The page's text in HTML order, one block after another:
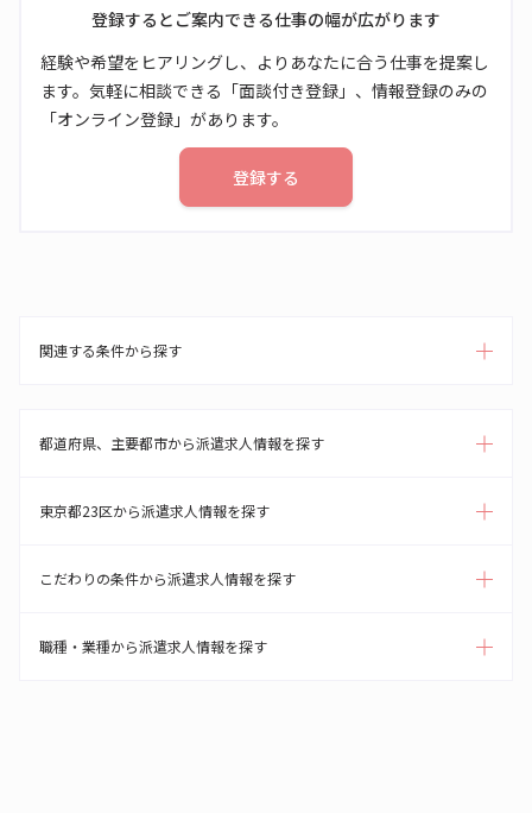
登録するとご案内できる仕事の幅が広がります
経験や希望をヒアリングし、よりあなたに合う仕事を提案し
ます。気軽に相談できる「面談付き登録」、情報登録のみの
「オンライン登録」があります。
登録する
関連する条件から探す
都道府県、主要都市から派遣求人情報を探す
東京都23区から派遣求人情報を探す
こだわりの条件から派遣求人情報を探す
職種・業種から派遣求人情報を探す